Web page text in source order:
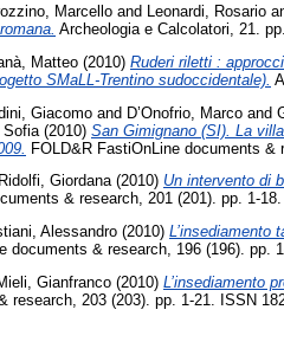
Marcello and Leonardi, Rosario
Archeologia e Calcolatori, 21.
Matteo (2010) Ruderi riletti :
SMaLL-Trentino sudoccidentale).
Giacomo and D’Onofrio, Marco and
Sofia (2010) San Gimignano (SI). La
FOLD&R FastiOnLine documents &
Ridolfi, Giordana (2010) Un intervento di
& research, 201 (201). pp. 1-
Alessandro (2010) L’insediamento
documents & research, 196 (196). pp.
Gianfranco (2010) L’insediamento
research, 203 (203). pp. 1-21. ISSN